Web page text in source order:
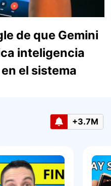
de que Gemini
inteligencia
el sistema
+3.7M